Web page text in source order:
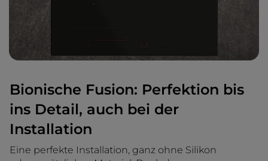
Bionische Fusion: Perfektion bis
ins Detail, auch bei der
Installation
Eine perfekte Installation, ganz ohne Silikon